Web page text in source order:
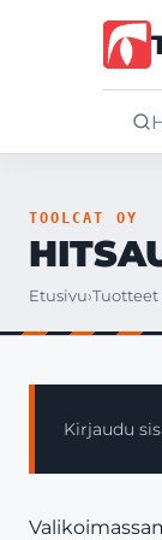
TOOLCAT OY
Etusivu›Tuotteet
Kirjaudu